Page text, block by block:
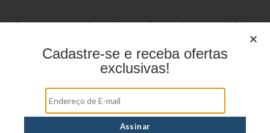
Estojo Juvenil YS41031 Estojo Juvenil YS27109
Cadastre-se e receba ofertas
exclusivas!